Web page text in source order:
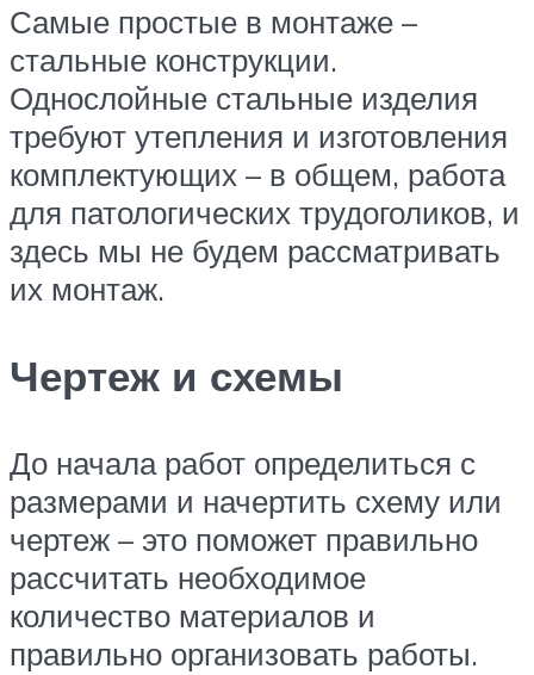
Самые простые в монтаже –
стальные конструкции.
Однослойные стальные изделия
требуют утепления и изготовления
комплектующих – в общем, работа
для патологических трудоголиков, и
здесь мы не будем рассматривать
их монтаж.
Чертеж и схемы
До начала работ определиться с
размерами и начертить схему или
чертеж – это поможет правильно
рассчитать необходимое
количество материалов и
правильно организовать работы.